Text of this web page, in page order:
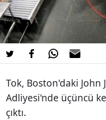
Tok, Boston'daki John
Adliyesi'nde üçüncü
çıktı.